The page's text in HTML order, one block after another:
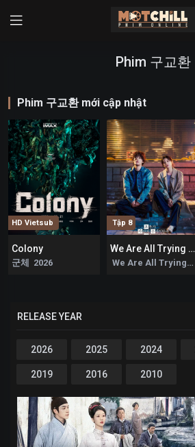
Phim 구교환
Phim 구교환 mới cập nhật
HD Vietsub
Colony
군체 2026
Tập 8
0
We Are All Trying Here
We Are All Trying Here 2026
RELEASE YEAR
2026 2025 2024
2019 2016 2010